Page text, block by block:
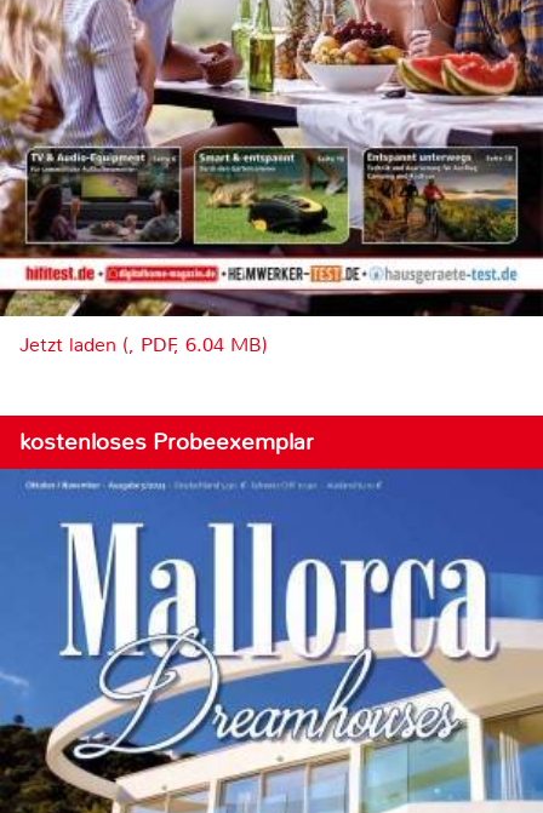
Jetzt laden (, PDF, 6.04 MB)
kostenloses Probeexemplar